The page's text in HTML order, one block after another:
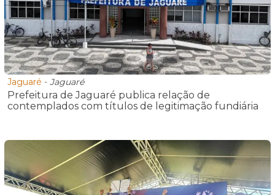
Jaguaré - Jaguaré
Prefeitura de Jaguaré publica relação de
contemplados com títulos de legitimação fundiária